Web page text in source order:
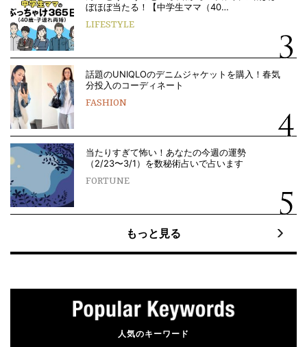
ぼほぼ当たる！【中学生ママ（40…
LIFESTYLE
話題のUNIQLOのデニムジャケットを購入！春気
分投入のコーディネート
FASHION
当たりすぎて怖い！あなたの今週の運勢
（2/23〜3/1）を数秘術占いで占います
FORTUNE
もっと見る
人気のキーワード